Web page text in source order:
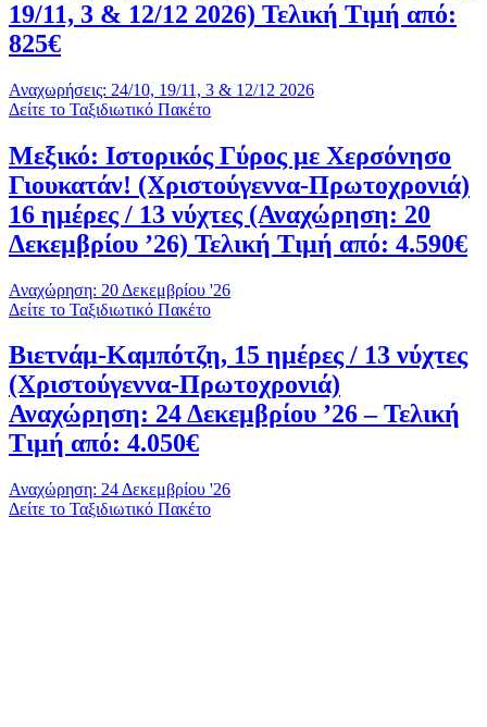
19/11, 3 & 12/12 2026) Τελική Τιμή από:
825€
Αναχωρήσεις: 24/10, 19/11, 3 & 12/12 2026
Δείτε το Ταξιδιωτικό Πακέτο
Μεξικό: Ιστορικός Γύρος με Χερσόνησο
Γιουκατάν! (Χριστούγεννα-Πρωτοχρονιά)
16 ημέρες / 13 νύχτες (Αναχώρηση: 20
Δεκεμβρίου ’26) Τελική Τιμή από: 4.590€
Αναχώρηση: 20 Δεκεμβρίου '26
Δείτε το Ταξιδιωτικό Πακέτο
Βιετνάμ-Καμπότζη, 15 ημέρες / 13 νύχτες
(Χριστούγεννα-Πρωτοχρονιά)
Αναχώρηση: 24 Δεκεμβρίου ’26 – Τελική
Τιμή από: 4.050€
Αναχώρηση: 24 Δεκεμβρίου '26
Δείτε το Ταξιδιωτικό Πακέτο